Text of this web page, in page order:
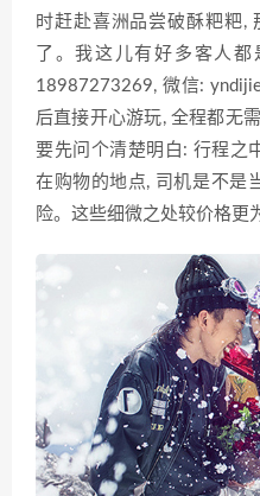
时赶赴喜洲品尝破酥粑粑,
了。我这儿有好多客人都
18987273269, 微信:
后直接开心游玩, 全程都无
要先问个清楚明白: 行程之
在购物的地点, 司机是不是
险。这些细微之处较价格更